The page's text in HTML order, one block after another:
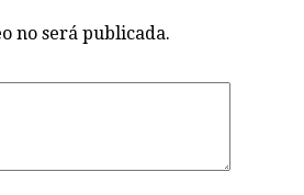
no será publicada.